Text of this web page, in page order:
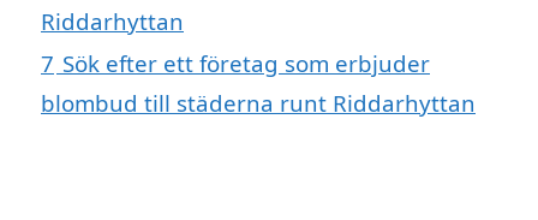
Riddarhyttan
7 Sök efter ett företag som erbjuder
blombud till städerna runt Riddarhyttan